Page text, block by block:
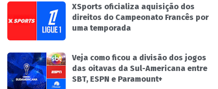
XSports oficializa aquisição dos
direitos do Campeonato Francês por
uma temporada
Veja como ficou a divisão dos jogos
das oitavas da Sul-Americana entre
SBT, ESPN e Paramount+